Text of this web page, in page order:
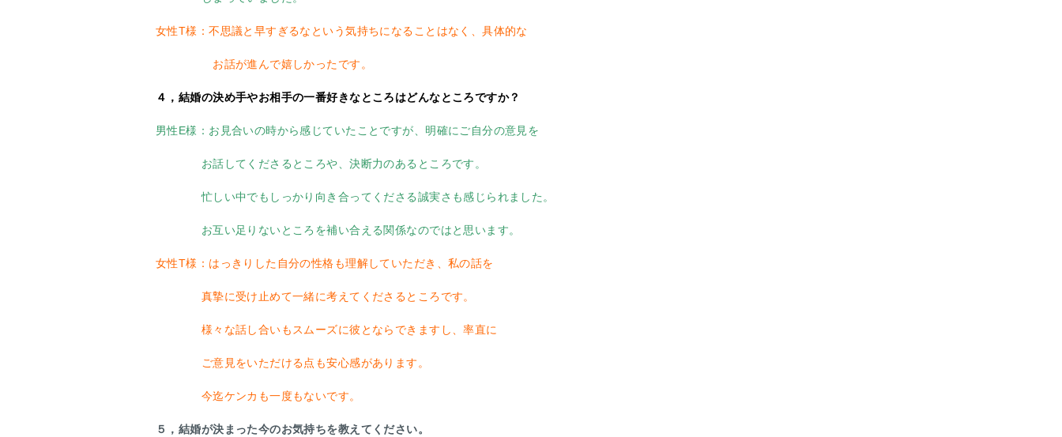
女性T様：不思議と早すぎるなという気持ちになることはなく、具体的な
お話が進んで嬉しかったです。
４，結婚の決め手やお相手の一番好きなところはどんなところですか？
男性E様：お見合いの時から感じていたことですが、明確にご自分の意見を
お話してくださるところや、決断力のあるところです。
忙しい中でもしっかり向き合ってくださる誠実さも感じられました。
お互い足りないところを補い合える関係なのではと思います。
女性T様：はっきりした自分の性格も理解していただき、私の話を
真摯に受け止めて一緒に考えてくださるところです。
様々な話し合いもスムーズに彼とならできますし、率直に
ご意見をいただける点も安心感があります。
今迄ケンカも一度もないです。
５，結婚が決まった今のお気持ちを教えてください。